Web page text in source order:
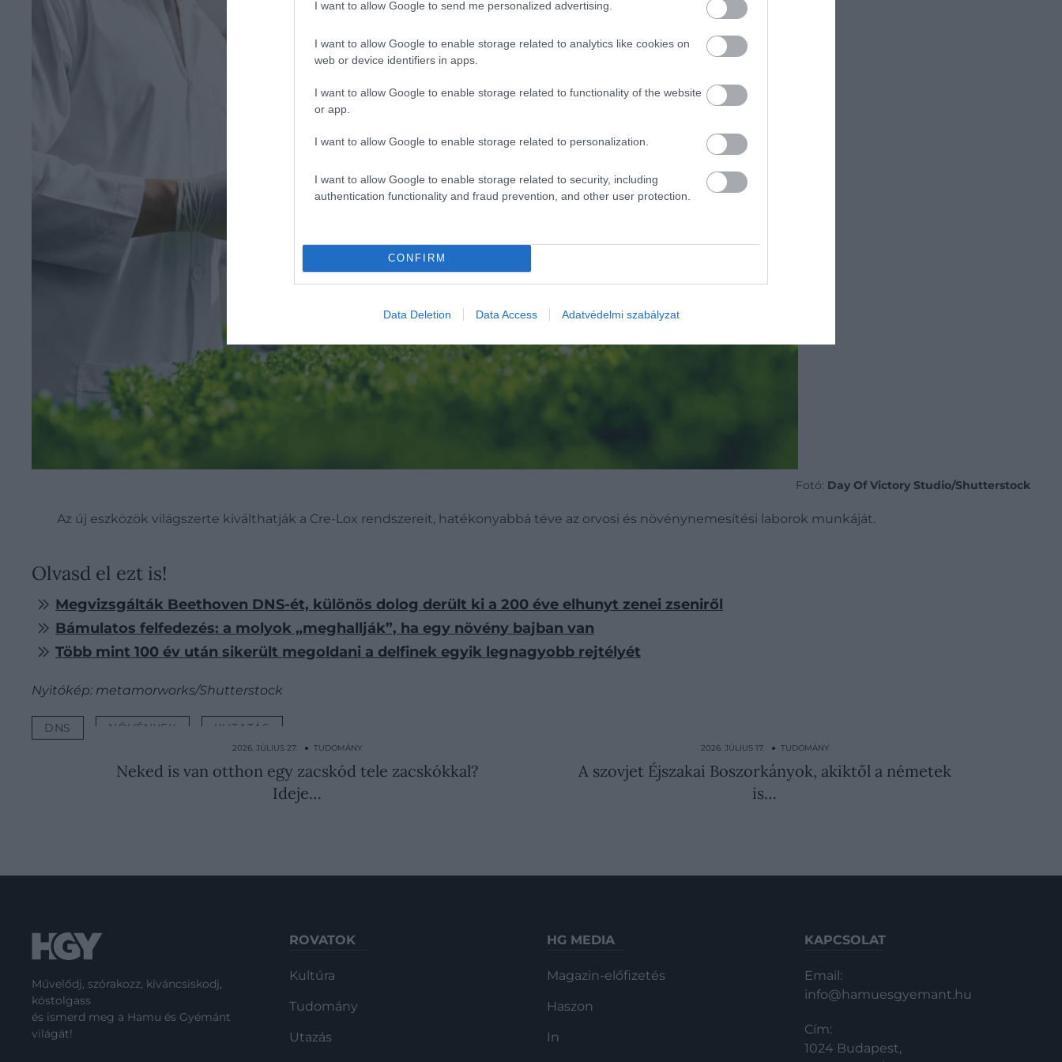
I want to allow Google to send me personalized advertising.
I want to allow Google to enable storage related to analytics like cookies on
web or device identifiers in apps.
I want to allow Google to enable storage related to functionality of the website
or app.
I want to allow Google to enable storage related to personalization.
I want to allow Google to enable storage related to security, including
authentication functionality and fraud prevention, and other user protection.
CONFIRM
Data Deletion Data Access Adatvédelmi szabályzat
Fotó: Day Of Victory Studio/Shutterstock
Az új eszközök világszerte kiválthatják a Cre-Lox rendszereit, hatékonyabbá téve az orvosi és növénynemesítési laborok munkáját.
Olvasd el ezt is!
Megvizsgálták Beethoven DNS-ét, különös dolog derült ki a 200 éve elhunyt zenei zseniről
Bámulatos felfedezés: a molyok „meghallják”, ha egy növény bajban van
Több mint 100 év után sikerült megoldani a delfinek egyik legnagyobb rejtélyét
Nyitókép: metamorworks/Shutterstock
DNS NÖVÉNYEK KUTATÁS
2026. JÚLIUS 27. ● TUDOMÁNY
Neked is van otthon egy zacskód tele zacskókkal?
Ideje…
2026. JÚLIUS 17. ● TUDOMÁNY
A szovjet Éjszakai Boszorkányok, akiktől a németek
is…
Művelődj, szórakozz, kíváncsiskodj,
kóstolgass
és ismerd meg a Hamu és Gyémánt
világát!
ROVATOK
Kultúra
Tudomány
Utazás
HG MEDIA
Magazin-előfizetés
Haszon
In
KAPCSOLAT
Email:
info@hamuesgyemant.hu
Cím:
1024 Budapest,